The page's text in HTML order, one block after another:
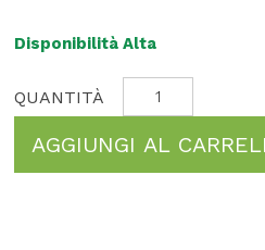
Disponibilità Alta
AGGIUNGI AL